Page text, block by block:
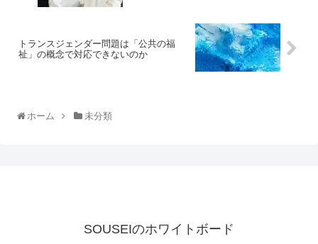
トランスジェンダー問題は「公共の福
祉」の概念で対応できないのか
ホーム 未分類
SOUSEIのホワイトボード